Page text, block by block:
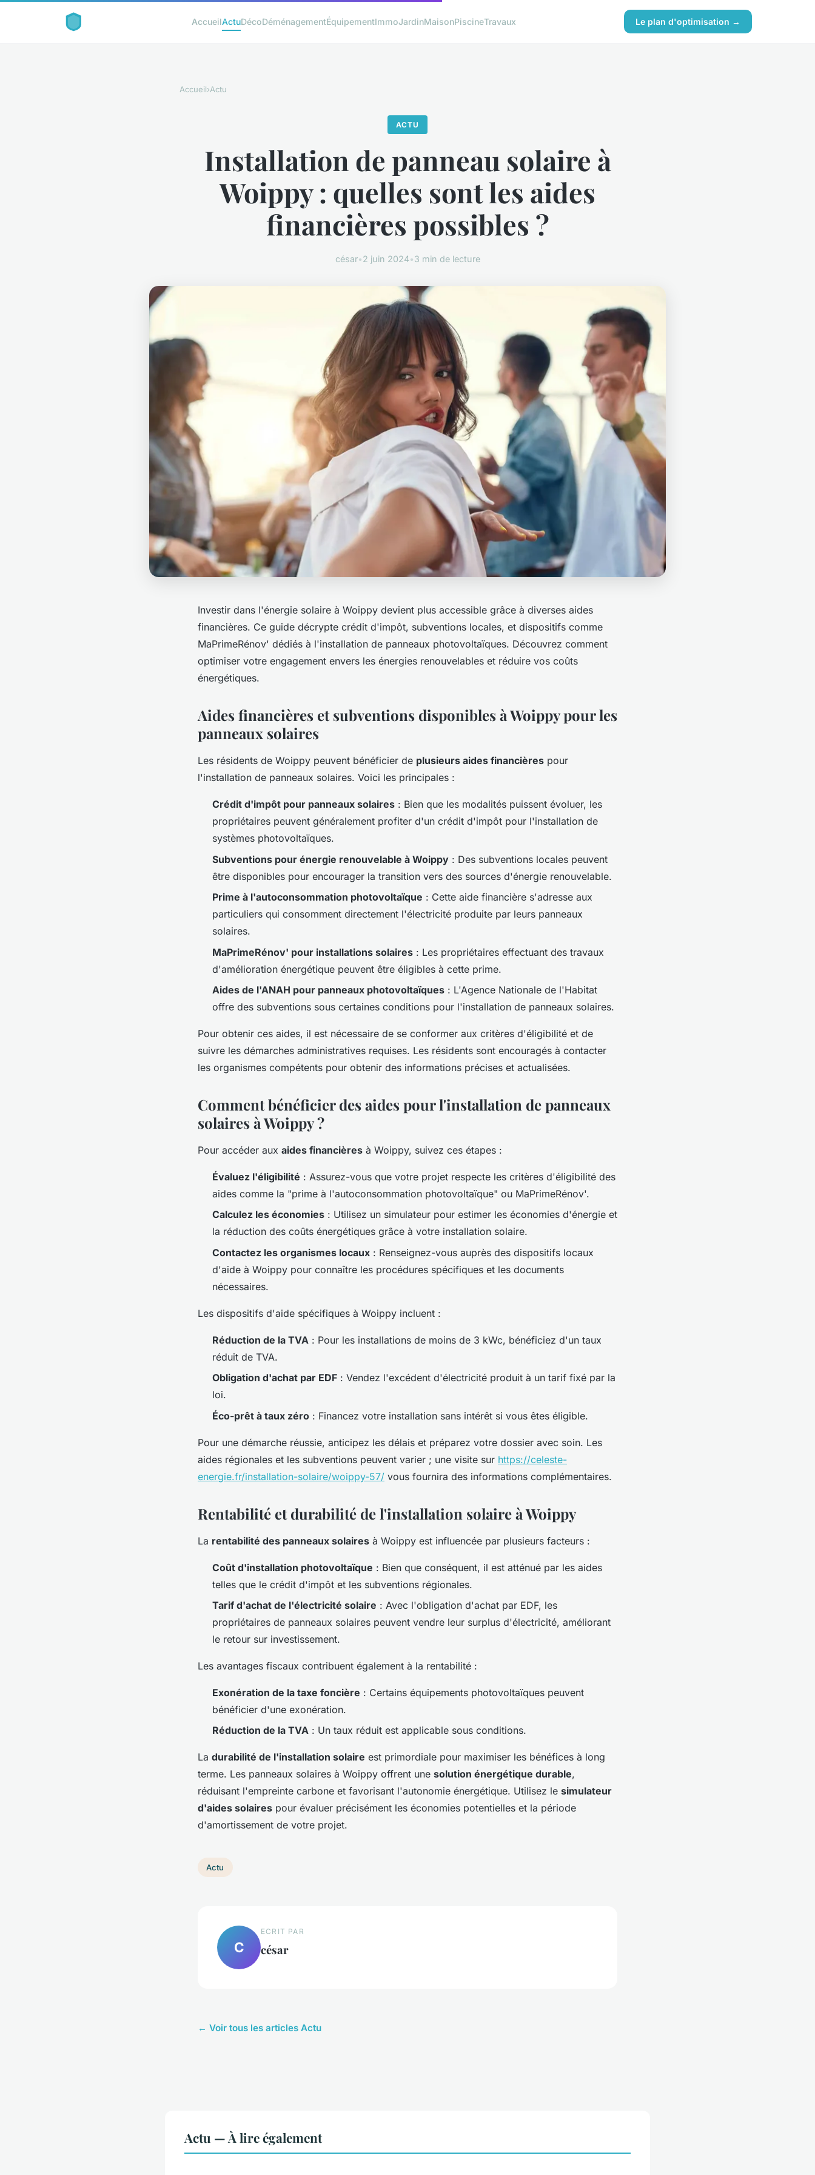
AccueilActuDécoDéménagementÉquipementImmoJardinMaisonPiscineTravaux Le plan d'optimisation →
Accueil›Actu
ACTU
Installation de panneau solaire à
Woippy : quelles sont les aides
financières possibles ?
césar•2 juin 2024•3 min de lecture
Investir dans l'énergie solaire à Woippy devient plus accessible grâce à diverses aides
financières. Ce guide décrypte crédit d'impôt, subventions locales, et dispositifs comme
MaPrimeRénov' dédiés à l'installation de panneaux photovoltaïques. Découvrez comment
optimiser votre engagement envers les énergies renouvelables et réduire vos coûts
énergétiques.
Aides financières et subventions disponibles à Woippy pour les
panneaux solaires
Les résidents de Woippy peuvent bénéficier de plusieurs aides financières pour
l'installation de panneaux solaires. Voici les principales :
Crédit d'impôt pour panneaux solaires : Bien que les modalités puissent évoluer, les
propriétaires peuvent généralement profiter d'un crédit d'impôt pour l'installation de
systèmes photovoltaïques.
Subventions pour énergie renouvelable à Woippy : Des subventions locales peuvent
être disponibles pour encourager la transition vers des sources d'énergie renouvelable.
Prime à l'autoconsommation photovoltaïque : Cette aide financière s'adresse aux
particuliers qui consomment directement l'électricité produite par leurs panneaux
solaires.
MaPrimeRénov' pour installations solaires : Les propriétaires effectuant des travaux
d'amélioration énergétique peuvent être éligibles à cette prime.
Aides de l'ANAH pour panneaux photovoltaïques : L'Agence Nationale de l'Habitat
offre des subventions sous certaines conditions pour l'installation de panneaux solaires.
Pour obtenir ces aides, il est nécessaire de se conformer aux critères d'éligibilité et de
suivre les démarches administratives requises. Les résidents sont encouragés à contacter
les organismes compétents pour obtenir des informations précises et actualisées.
Comment bénéficier des aides pour l'installation de panneaux
solaires à Woippy ?
Pour accéder aux aides financières à Woippy, suivez ces étapes :
Évaluez l'éligibilité : Assurez-vous que votre projet respecte les critères d'éligibilité des
aides comme la "prime à l'autoconsommation photovoltaïque" ou MaPrimeRénov'.
Calculez les économies : Utilisez un simulateur pour estimer les économies d'énergie et
la réduction des coûts énergétiques grâce à votre installation solaire.
Contactez les organismes locaux : Renseignez-vous auprès des dispositifs locaux
d'aide à Woippy pour connaître les procédures spécifiques et les documents
nécessaires.
Les dispositifs d'aide spécifiques à Woippy incluent :
Réduction de la TVA : Pour les installations de moins de 3 kWc, bénéficiez d'un taux
réduit de TVA.
Obligation d'achat par EDF : Vendez l'excédent d'électricité produit à un tarif fixé par la
loi.
Éco-prêt à taux zéro : Financez votre installation sans intérêt si vous êtes éligible.
Pour une démarche réussie, anticipez les délais et préparez votre dossier avec soin. Les
aides régionales et les subventions peuvent varier ; une visite sur https://celeste-
energie.fr/installation-solaire/woippy-57/ vous fournira des informations complémentaires.
Rentabilité et durabilité de l'installation solaire à Woippy
La rentabilité des panneaux solaires à Woippy est influencée par plusieurs facteurs :
Coût d'installation photovoltaïque : Bien que conséquent, il est atténué par les aides
telles que le crédit d'impôt et les subventions régionales.
Tarif d'achat de l'électricité solaire : Avec l'obligation d'achat par EDF, les
propriétaires de panneaux solaires peuvent vendre leur surplus d'électricité, améliorant
le retour sur investissement.
Les avantages fiscaux contribuent également à la rentabilité :
Exonération de la taxe foncière : Certains équipements photovoltaïques peuvent
bénéficier d'une exonération.
Réduction de la TVA : Un taux réduit est applicable sous conditions.
La durabilité de l'installation solaire est primordiale pour maximiser les bénéfices à long
terme. Les panneaux solaires à Woippy offrent une solution énergétique durable,
réduisant l'empreinte carbone et favorisant l'autonomie énergétique. Utilisez le simulateur
d'aides solaires pour évaluer précisément les économies potentielles et la période
d'amortissement de votre projet.
Actu
C
ECRIT PAR
césar
← Voir tous les articles Actu
Actu — À lire également